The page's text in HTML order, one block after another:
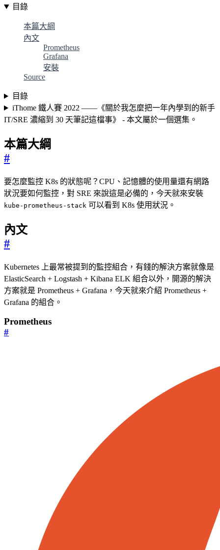
目錄
本篇大綱
內文
Prometheus
Grafana
安裝
Source
目錄
iThome 鐵人賽 2022 ——《關於我怎麼把一年內學到的新手
IT/SRE 濃縮到 30 天筆記這檔事》 - 本文屬於一個選集。
本篇大綱
#
要怎麼監控 K8s 的狀態呢？CPU、記憶體的使用量還有網路
狀況要如何監控，對 SRE 來說這是必備的，今天就來安裝
kube-prometheus-stack 可以看到 K8s 使用狀況。
內文
#
Kubernetes 上最常被提到的監控組合，有錢的解決方案就像是
ElasticSearch + Logstash + Kibana ELK 組合以外，開源的解決
方案就是 Prometheus + Grafana，今天就來介紹 Prometheus +
Grafana 的組合。
Prometheus
#